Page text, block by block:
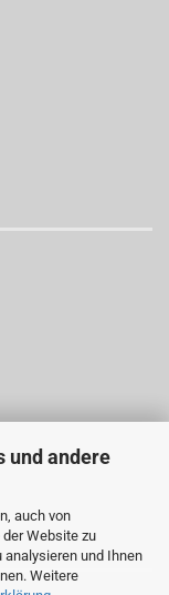
und andere
auch von
Website zu
und Ihnen
Weitere